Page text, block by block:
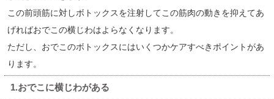
この前頭筋に対しボトックスを注射してこの筋肉の動きを抑えてあ
げればおでこの横じわはよらなくなります。
ただし、おでこのボトックスにはいくつかケアすべきポイントがあ
ります。
1.おでこに横じわがある